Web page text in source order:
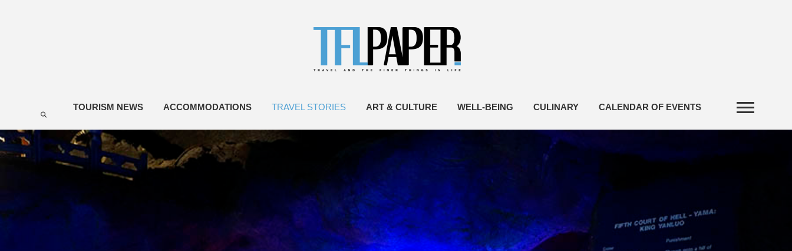
TOURISM NEWS ACCOMMODATIONS TRAVEL STORIES ART & CULTURE WELL-BEING CULINARY CALENDAR OF EVENTS